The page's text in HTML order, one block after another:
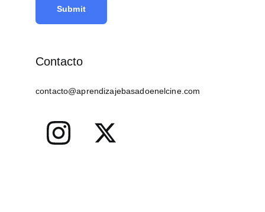
Contacto
Submit
contacto@aprendizajebasadoenelcine.com